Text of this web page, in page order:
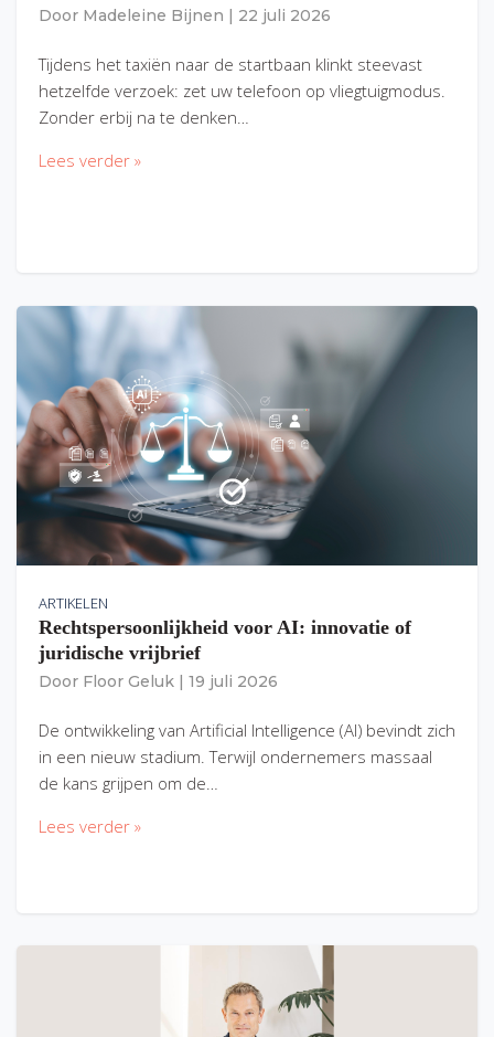
Door Madeleine Bijnen 22 juli 2026
Tijdens het taxiën naar de startbaan klinkt steevast
hetzelfde verzoek: zet uw telefoon op vliegtuigmodus.
Zonder erbij na te denken…
Lees verder »
ARTIKELEN
Rechtspersoonlijkheid voor AI: innovatie of
juridische vrijbrief
Door Floor Geluk 19 juli 2026
De ontwikkeling van Artificial Intelligence (AI) bevindt zich
in een nieuw stadium. Terwijl ondernemers massaal
de kans grijpen om de…
Lees verder »